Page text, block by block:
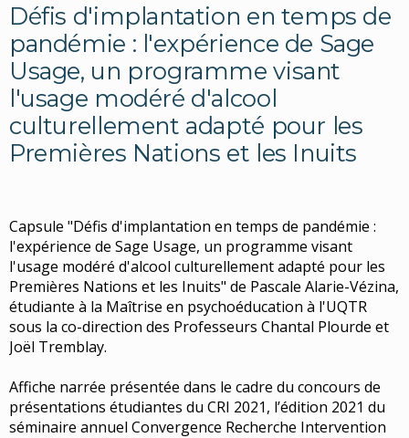
Défis d'implantation en temps de
pandémie : l'expérience de Sage
Usage, un programme visant
l'usage modéré d'alcool
culturellement adapté pour les
Premières Nations et les Inuits
Capsule "Défis d'implantation en temps de pandémie :
l'expérience de Sage Usage, un programme visant
l'usage modéré d'alcool culturellement adapté pour les
Premières Nations et les Inuits" de Pascale Alarie-Vézina,
étudiante à la Maîtrise en psychoéducation à l'UQTR
sous la co-direction des Professeurs Chantal Plourde et
Joël Tremblay.
Affiche narrée présentée dans le cadre du concours de
présentations étudiantes du CRI 2021, l’édition 2021 du
séminaire annuel Convergence Recherche Intervention